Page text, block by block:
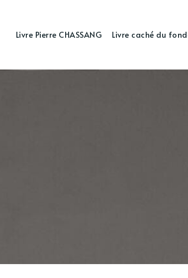
Livre Pierre CHASSANG Livre caché du